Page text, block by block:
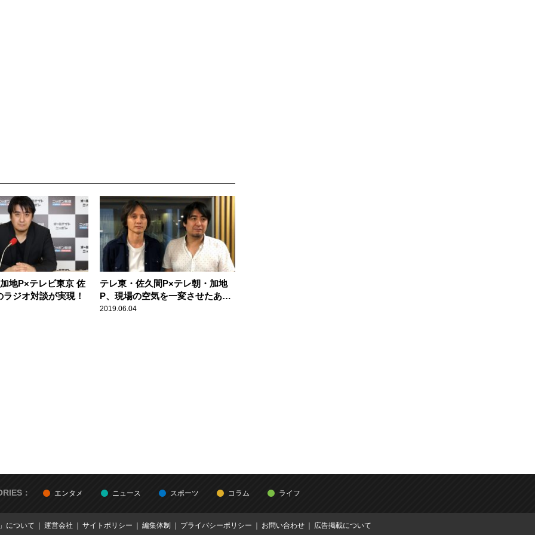
地P×テレビ東京 佐
ジオ対談が実現！
テレ東・佐久間P×テレ朝・加地
P、現場の空気を一変させたあの
芸人を絶賛
2019.06.04
： エンタメ ニュース スポーツ コラム ライフ
について 運営会社 サイトポリシー 編集体制 プライバシーポリシー お問い合わせ 広告掲載について